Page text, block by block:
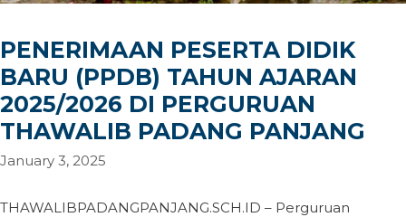
PENERIMAAN PESERTA DIDIK
BARU (PPDB) TAHUN AJARAN
2025/2026 DI PERGURUAN
THAWALIB PADANG PANJANG
January 3, 2025
THAWALIBPADANGPANJANG.SCH.ID – Perguruan